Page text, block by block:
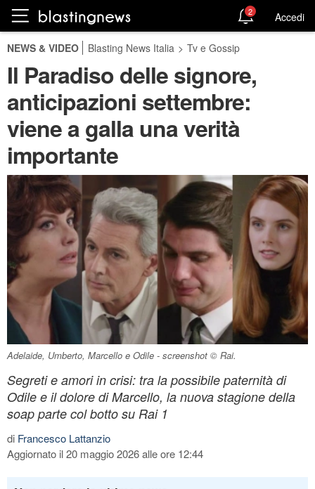
2 Accedi
NEWS & VIDEO Blasting News Italia > Tv e Gossip
Il Paradiso delle signore,
anticipazioni settembre:
viene a galla una verità
importante
Adelaide, Umberto, Marcello e Odile - screenshot © Rai.
Segreti e amori in crisi: tra la possibile paternità di
Odile e il dolore di Marcello, la nuova stagione della
soap parte col botto su Rai 1
di Francesco Lattanzio
Aggiornato il 20 maggio 2026 alle ore 12:44